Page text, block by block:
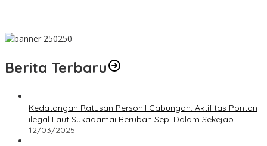
Berita Terbaru
Kedatangan Ratusan Personil Gabungan: Aktifitas Ponton
ilegal Laut Sukadamai Berubah Sepi Dalam Sekejap
12/03/2025